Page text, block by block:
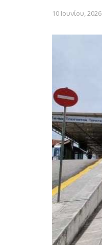
10 Ιουνίου, 2026